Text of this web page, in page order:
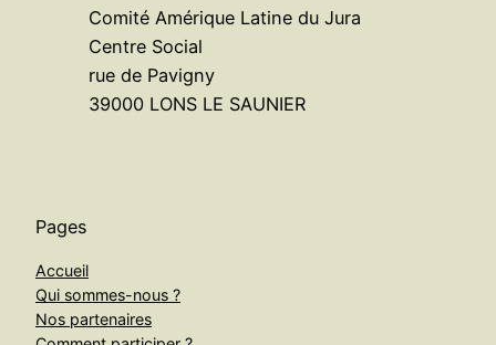
Comité Amérique Latine du Jura
Centre Social
rue de Pavigny
39000 LONS LE SAUNIER
Pages
Accueil
Qui sommes-nous ?
Nos partenaires